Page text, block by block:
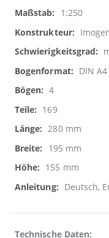
1:250
DIN A4
4
169
280 mm
195 mm
155 mm
Deutsch,
Technische Daten: